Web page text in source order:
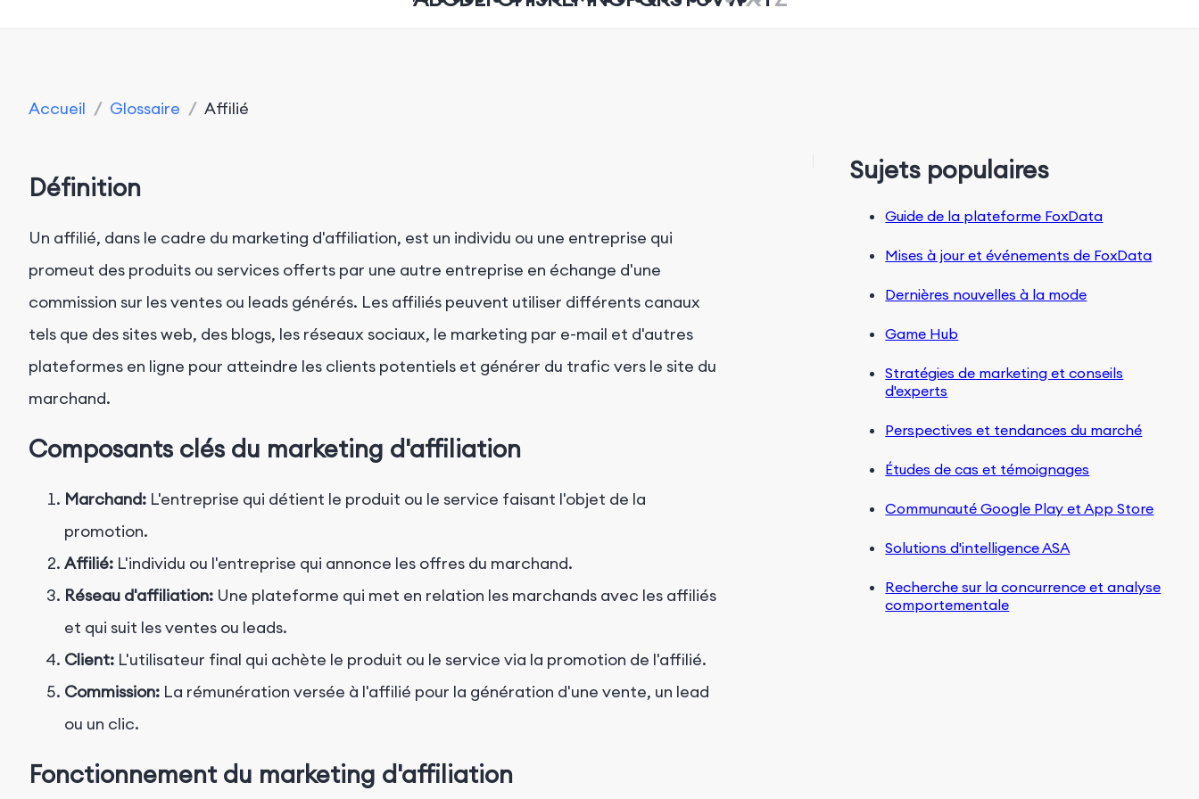
Accueil / Glossaire / Affilié
Définition
Un affilié, dans le cadre du marketing d'affiliation, est un individu ou une entreprise qui
promeut des produits ou services offerts par une autre entreprise en échange d'une
commission sur les ventes ou leads générés. Les affiliés peuvent utiliser différents canaux
tels que des sites web, des blogs, les réseaux sociaux, le marketing par e-mail et d'autres
plateformes en ligne pour atteindre les clients potentiels et générer du trafic vers le site du
marchand.
Composants clés du marketing d'affiliation
Marchand: L'entreprise qui détient le produit ou le service faisant l'objet de la
promotion.
Affilié: L'individu ou l'entreprise qui annonce les offres du marchand.
Réseau d'affiliation: Une plateforme qui met en relation les marchands avec les affiliés
et qui suit les ventes ou leads.
Client: L'utilisateur final qui achète le produit ou le service via la promotion de l'affilié.
Commission: La rémunération versée à l'affilié pour la génération d'une vente, un lead
ou un clic.
Fonctionnement du marketing d'affiliation
Sujets populaires
Guide de la plateforme FoxData
Mises à jour et événements de FoxData
Dernières nouvelles à la mode
Game Hub
Stratégies de marketing et conseils
d'experts
Perspectives et tendances du marché
Études de cas et témoignages
Communauté Google Play et App Store
Solutions d'intelligence ASA
Recherche sur la concurrence et analyse
comportementale